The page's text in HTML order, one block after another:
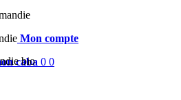
Mon compte
caba 0 0